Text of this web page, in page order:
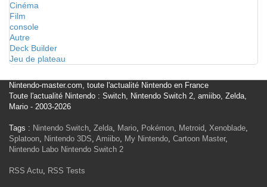
Cinéma
Film
console
Autre
Deck Builder
Jeu de plateau
Nintendo-master.com, toute l'actualité Nintendo en France
Toute l'actualité Nintendo : Switch, Nintendo Switch 2, amiibo, Zelda,
Mario - 2003-2026
Tags : Nintendo Switch, Zelda, Mario, Pokémon, Metroid, Xenoblade,
Splatoon, Nintendo 3DS, Amiibo, My Nintendo, Cartoon Master,
Nintendo Labo Nintendo Switch 2
RSS Actu, RSS Tests